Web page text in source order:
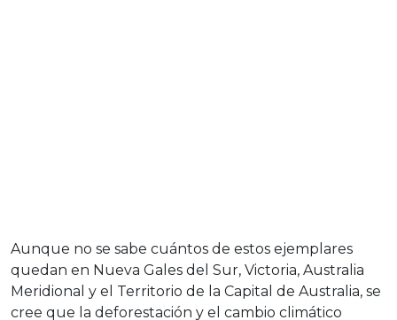
Aunque no se sabe cuántos de estos ejemplares
quedan en Nueva Gales del Sur, Victoria, Australia
Meridional y el Territorio de la Capital de Australia, se
cree que la deforestación y el cambio climático